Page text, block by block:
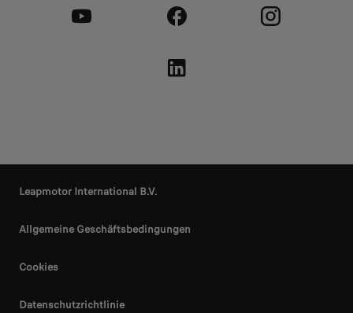
Leapmotor International B.V.
Allgemeine Geschäftsbedingungen
Cookies
Datenschutzrichtlinie